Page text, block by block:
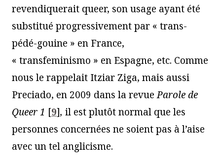
revendiquerait queer, son usage ayant été
substitué progressivement par « trans-
pédé-gouine » en France,
« transfeminismo » en Espagne, etc. Comme
nous le rappelait Itziar Ziga, mais aussi
Preciado, en 2009 dans la revueParole de
Queer 1 [9], il est plutôt normal que les
personnes concernées ne soient pas à l’aise
avec un tel anglicisme.